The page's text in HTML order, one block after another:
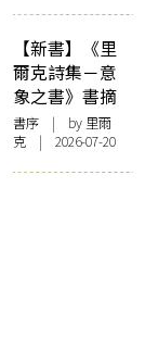
【新書】《里
爾克詩集－意
象之書》書摘
書序 | by 里爾
克 | 2026-07-20